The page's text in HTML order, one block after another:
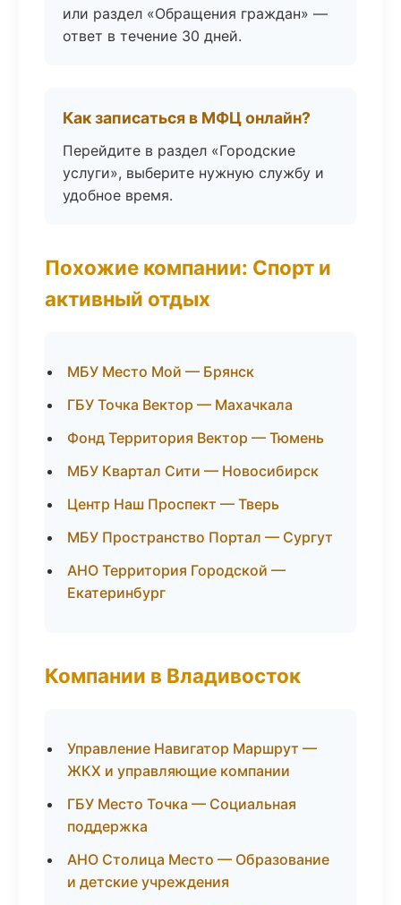
или раздел «Обращения граждан» —
ответ в течение 30 дней.
Как записаться в МФЦ онлайн?
Перейдите в раздел «Городские
услуги», выберите нужную службу и
удобное время.
Похожие компании: Спорт и
активный отдых
МБУ Место Мой — Брянск
ГБУ Точка Вектор — Махачкала
Фонд Территория Вектор — Тюмень
МБУ Квартал Сити — Новосибирск
Центр Наш Проспект — Тверь
МБУ Пространство Портал — Сургут
АНО Территория Городской —
Екатеринбург
Компании в Владивосток
Управление Навигатор Маршрут —
ЖКХ и управляющие компании
ГБУ Место Точка — Социальная
поддержка
АНО Столица Место — Образование
и детские учреждения